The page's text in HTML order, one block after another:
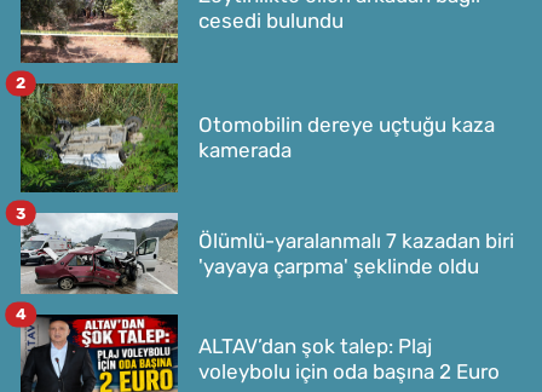
cesedi bulundu
Otomobilin dereye uçtuğu kaza
kamerada
2
Ölümlü-yaralanmalı 7 kazadan biri
'yayaya çarpma' şeklinde oldu
3
ALTAV’dan şok talep: Plaj
voleybolu için oda başına 2 Euro
4